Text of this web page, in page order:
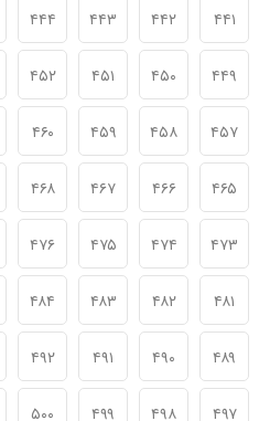
۴۴۱ ۴۴۲ ۴۴۳ ۴۴۴
۴۴۹ ۴۵۰ ۴۵۱ ۴۵۲
۴۵۷ ۴۵۸ ۴۵۹ ۴۶۰
۴۶۵ ۴۶۶ ۴۶۷ ۴۶۸
۴۷۳ ۴۷۴ ۴۷۵ ۴۷۶
۴۸۱ ۴۸۲ ۴۸۳ ۴۸۴
۴۸۹ ۴۹۰ ۴۹۱ ۴۹۲
۴۹۷ ۴۹۸ ۴۹۹ ۵۰۰